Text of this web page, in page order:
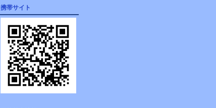
携帯サイト